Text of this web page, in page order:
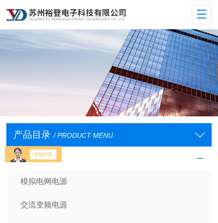
产品目录 / PRODUCT MENU
裕登变频电源
模拟电网电源
交流变频电源